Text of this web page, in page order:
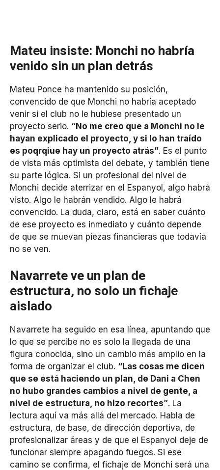
Mateu insiste: Monchi no habría
venido sin un plan detrás
Mateu Ponce ha mantenido su posición,
convencido de que Monchi no habría aceptado
venir si el club no le hubiese presentado un
proyecto serio. “No me creo que a Monchi no le
hayan explicado el proyecto, y si lo han traído
es poqrqiue hay un proyecto atrás”. Es el punto
de vista más optimista del debate, y también tiene
su parte lógica. Si un profesional del nivel de
Monchi decide aterrizar en el Espanyol, algo habrá
visto. Algo le habrán vendido. Algo le habrá
convencido. La duda, claro, está en saber cuánto
de ese proyecto es inmediato y cuánto depende
de que se muevan piezas financieras que todavía
no se ven.
Navarrete ve un plan de
estructura, no solo un fichaje
aislado
Navarrete ha seguido en esa línea, apuntando que
lo que se percibe no es solo la llegada de una
figura conocida, sino un cambio más amplio en la
forma de organizar el club. “Las cosas me dicen
que se está haciendo un plan, de Dani a Chen
no hubo grandes cambios a nivel de gente, a
nivel de estructura, no hizo recortes”. La
lectura aquí va más allá del mercado. Habla de
estructura, de base, de dirección deportiva, de
profesionalizar áreas y de que el Espanyol deje de
funcionar siempre apagando fuegos. Si ese
camino se confirma, el fichaje de Monchi será una